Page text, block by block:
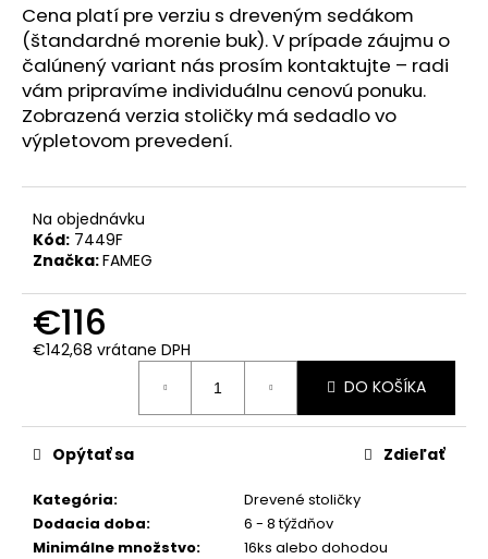
Cena platí pre verziu s dreveným sedákom
(štandardné morenie buk). V prípade záujmu o
čalúnený variant nás prosím kontaktujte – radi
vám pripravíme individuálnu cenovú ponuku.
Zobrazená verzia stoličky má sedadlo vo
výpletovom prevedení.
Na objednávku
Kód: 7449F
Značka:FAMEG
€116
€142,68 vrátane DPH
DO KOŠÍKA
Kategória:
Drevené stoličky
Dodacia doba:
6 - 8 týždňov
Minimálne množstvo: 16ks alebo dohodou
Opýtať sa Zdieľať